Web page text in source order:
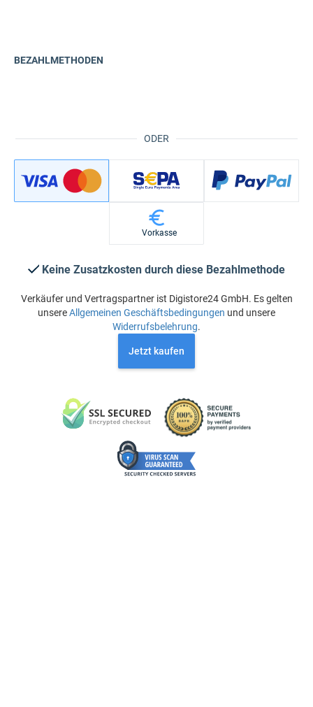
ODER
BEZAHLMETHODEN
Vorkasse
Keine Zusatzkosten durch diese Bezahlmethode
Verkäufer und Vertragspartner ist Digistore24 GmbH. Es gelten
unsereAllgemeinen Geschäftsbedingungen und unsere
Widerrufsbelehrung.
Jetzt kaufen